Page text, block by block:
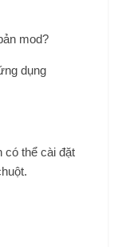
mod?
dụng
có thể cài đặt